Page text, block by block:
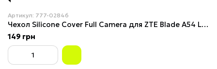
Артикул: 777-02846
Чехол Silicone Cover Full Camera для ZTE Blade A54 Lilac
149 грн